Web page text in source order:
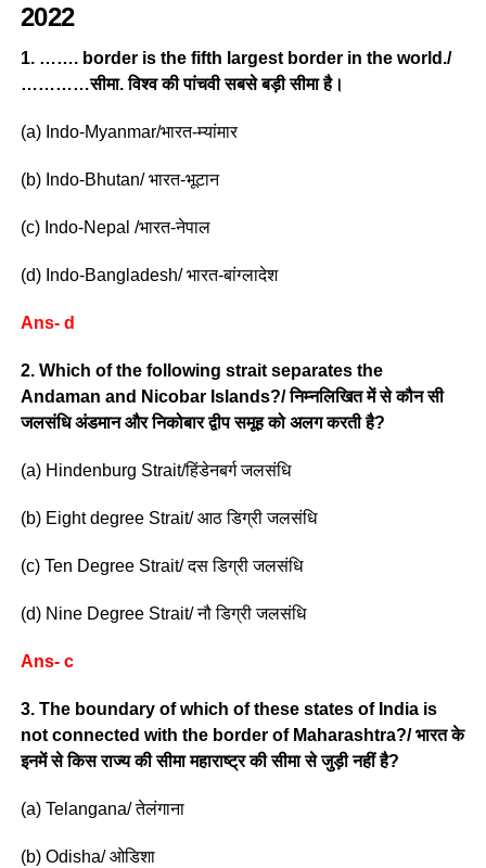
2022
1. ……. border is the fifth largest border in the world./
…………सीमा. विश्व की पांचवी सबसे बड़ी सीमा है।
(a) Indo-Myanmar/भारत-म्यांमार
(b) Indo-Bhutan/ भारत-भूटान
(c) Indo-Nepal /भारत-नेपाल
(d) Indo-Bangladesh/ भारत-बांग्लादेश
Ans- d
2. Which of the following strait separates the
Andaman and Nicobar Islands?/ निम्नलिखित में से कौन सी
जलसंधि अंडमान और निकोबार द्वीप समूह को अलग करती है?
(a) Hindenburg Strait/हिंडेनबर्ग जलसंधि
(b) Eight degree Strait/ आठ डिग्री जलसंधि
(c) Ten Degree Strait/ दस डिग्री जलसंधि
(d) Nine Degree Strait/ नौ डिग्री जलसंधि
Ans- c
3. The boundary of which of these states of India is
not connected with the border of Maharashtra?/ भारत के
इनमें से किस राज्य की सीमा महाराष्ट्र की सीमा से जुड़ी नहीं है?
(a) Telangana/ तेलंगाना
(b) Odisha/ ओडिशा